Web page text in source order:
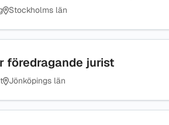
Stockholms län
föredragande jurist
Jönköpings län